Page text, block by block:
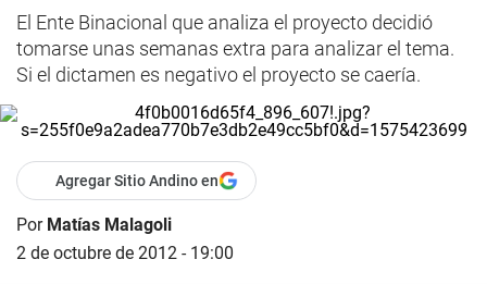
El Ente Binacional que analiza el proyecto decidió
tomarse unas semanas extra para analizar el tema.
Si el dictamen es negativo el proyecto se caería.
Agregar Sitio Andino en
Por Matías Malagoli
2 de octubre de 2012 - 19:00